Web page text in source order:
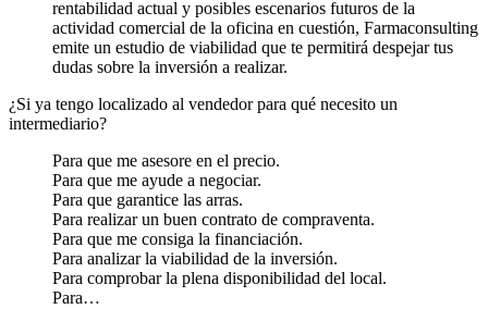
rentabilidad actual y posibles escenarios futuros de la
actividad comercial de la oficina en cuestión, Farmaconsulting
emite un estudio de viabilidad que te permitirá despejar tus
dudas sobre la inversión a realizar.
¿Si ya tengo localizado al vendedor para qué necesito un
intermediario?
Para que me asesore en el precio.
Para que me ayude a negociar.
Para que garantice las arras.
Para realizar un buen contrato de compraventa.
Para que me consiga la financiación.
Para analizar la viabilidad de la inversión.
Para comprobar la plena disponibilidad del local.
Para…